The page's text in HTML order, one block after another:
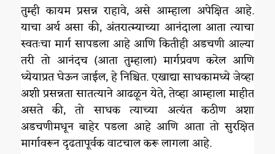
तुम्ही कायम प्रसन्न राहावे, असे आम्हाला अपेक्षित आहे.
याचा अर्थ असा की, अंतरात्म्याच्या आनंदाला आता त्याचा
स्वतःचा मार्ग सापडला आहे आणि कितीही अडचणी आल्या
तरी तो आनंदच (आता तुम्हाला) मार्गप्रवण करेल आणि
ध्येयाप्रत घेऊन जाईल, हे निश्चित. एखाद्या साधकामध्ये जेव्हा
अशी प्रसन्नता सातत्याने आढळून येते, तेव्हा आम्हाला माहीत
असते की, तो साधक त्याच्या अत्यंत कठीण अशा
अडचणीमधून बाहेर पडला आहे आणि आता तो सुरक्षित
मार्गावरून दृढतापूर्वक वाटचाल करू लागला आहे.